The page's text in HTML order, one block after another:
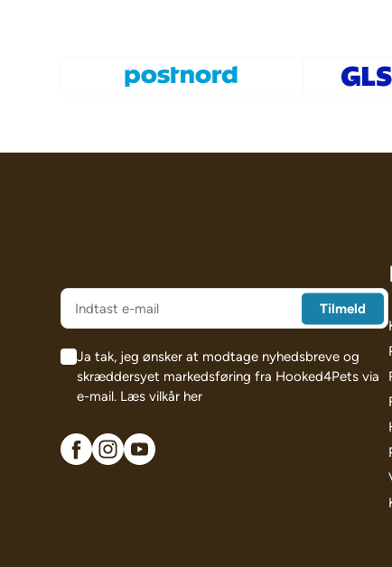
Ja tak, jeg ønsker at modtage nyhedsbreve og
skræddersyet markedsføring fra Hooked4Pets via
e-mail. Læs vilkår her